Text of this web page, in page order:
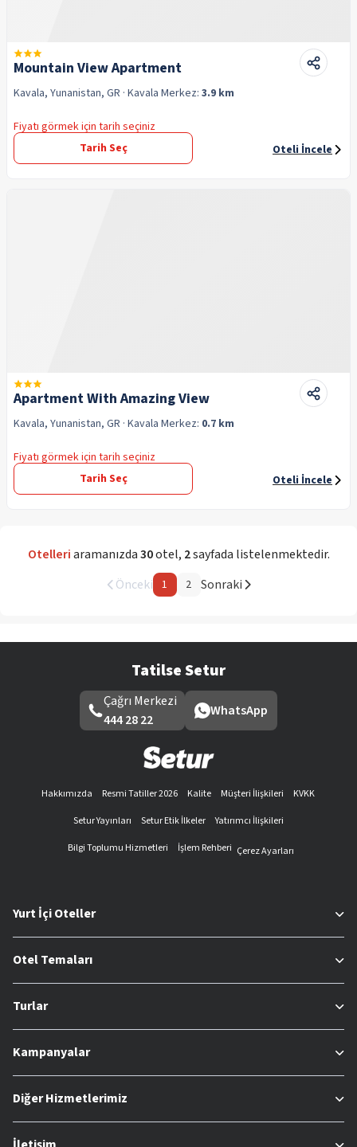
Mountain View Apartment
Kavala, Yunanistan, GR · Kavala Merkez: 3.9 km
Fiyatı görmek için tarih seçiniz
Tarih Seç
Oteli İncele
Apartment With Amazing View
Kavala, Yunanistan, GR · Kavala Merkez: 0.7 km
Fiyatı görmek için tarih seçiniz
Tarih Seç
Oteli İncele
Otelleriaramanızda30otel, 2sayfada listelenmektedir.
Önceki 1 2 Sonraki
Tatilse Setur
Çağrı Merkezi
444 28 22
WhatsApp
Hakkımızda Resmi Tatiller 2026 Kalite Müşteri İlişkileri
KVKK
Setur Yayınları
Setur Etik İlkeler
Yatırımcı İlişkileri
Bilgi Toplumu Hizmetleri
İşlem Rehberi Çerez Ayarları
Yurt İçi Oteller
Otel Temaları
Turlar
Kampanyalar
Diğer Hizmetlerimiz